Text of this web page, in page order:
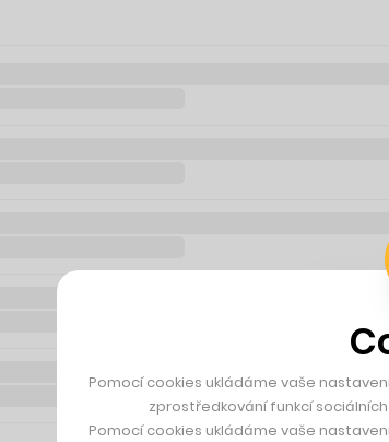
Pomocí cookies ukládáme vaše
zprostředkování funkcí
Pomocí cookies ukládáme vaše